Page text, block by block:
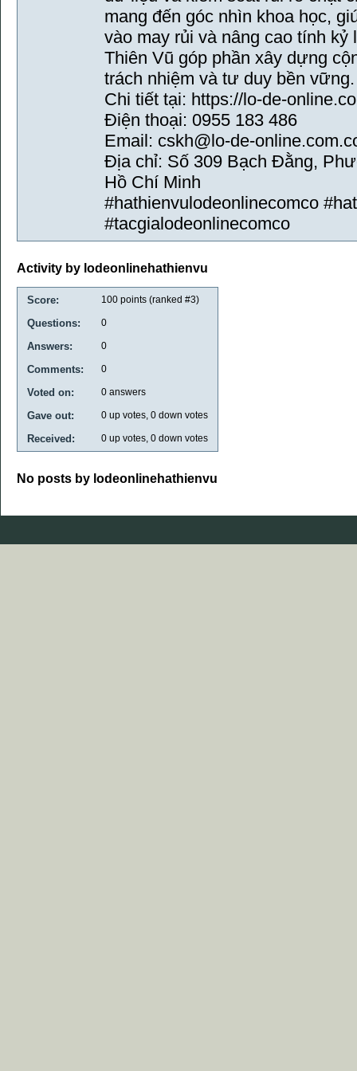
mang đến góc nhìn khoa học,
vào may rủi và nâng cao tính
Thiên Vũ góp phần xây dựng
trách nhiệm và tư duy bền vững.
Chi tiết tại: https://lo-de-
Điện thoại: 0955 183 486
Email: cskh@lo-de-
Địa chỉ: Số 309 Bạch Đằng,
Hồ Chí Minh
#hathienvulodeonlinecomco
#tacgialodeonlinecomco
Activity by lodeonlinehathienvu
Score: 100 points (ranked #3)
Questions: 0
Answers: 0
Comments: 0
Voted on: 0 answers
Gave out: 0 up votes, 0 down votes
Received: 0 up votes, 0 down votes
No posts by lodeonlinehathienvu